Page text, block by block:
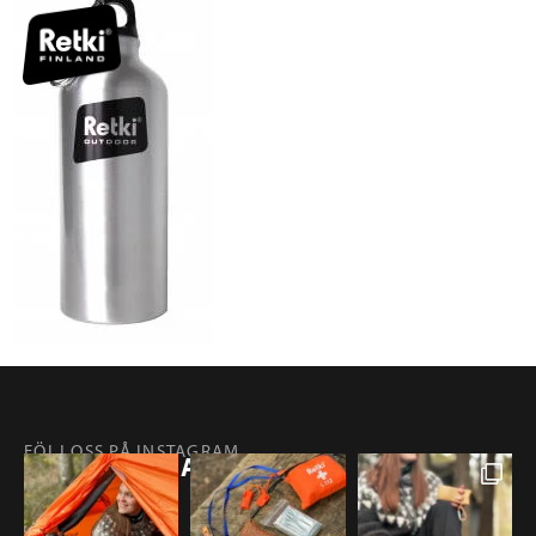
FÖLJ OSS PÅ INSTAGRAM
@RETKIFINLAND